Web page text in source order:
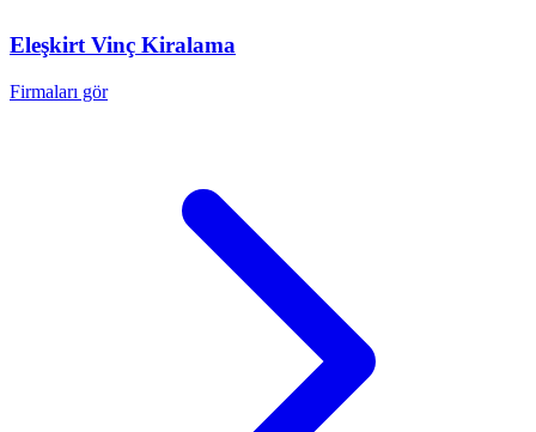
Eleşkirt Vinç Kiralama
Firmaları gör